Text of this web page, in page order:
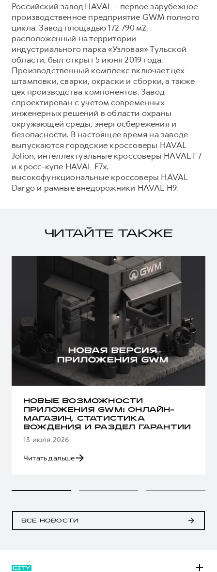
Российский завод HAVAL – первое зарубежное
производственное предприятие GWM полного
цикла. Завод площадью 172 790 м2,
расположенный на территории
индустриального парка «Узловая» Тульской
области, был открыт 5 июня 2019 года.
Производственный комплекс включает цех
штамповки, сварки, окраски и сборки, а также
цех производства компонентов. Завод
спроектирован с учетом современных
инженерных решений в области охраны
окружающей среды, энергосбережения и
безопасности. В настоящее время на заводе
выпускаются городские кроссоверы HAVAL
Jolion, интеллектуальные кроссоверы HAVAL F7
и кросс-купе HAVAL F7x,
высокофункциональные кроссоверы HAVAL
Dargo и рамные внедорожники HAVAL H9.
ЧИТАЙТЕ ТАКЖЕ
НОВЫЕ ВОЗМОЖНОСТИ
ПРИЛОЖЕНИЯ GWM: ОНЛАЙН-
МАГАЗИН, СТАТИСТИКА
ВОЖДЕНИЯ И РАЗДЕЛ ГАРАНТИИ
13 июля 2026
Читать дальше
ВСЕ НОВОСТИ